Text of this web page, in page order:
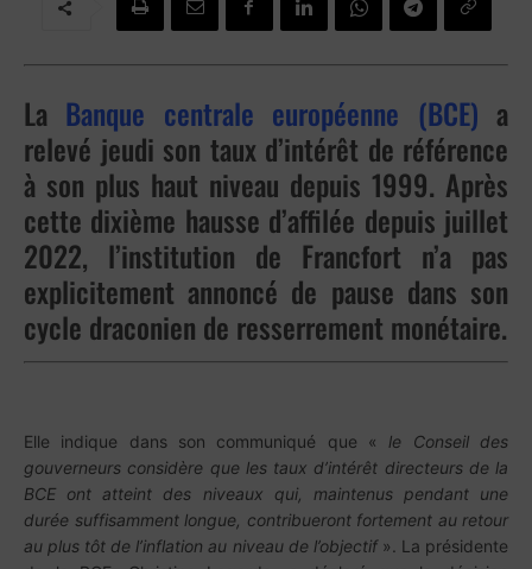
La Banque centrale européenne (BCE) a
relevé jeudi son taux d’intérêt de référence
à son plus haut niveau depuis 1999. Après
cette dixième hausse d’affilée depuis juillet
2022, l’institution de Francfort n’a pas
explicitement annoncé de pause dans son
cycle draconien de resserrement monétaire.
Elle indique dans son communiqué que « le Conseil des
gouverneurs considère que les taux d’intérêt directeurs de la
BCE ont atteint des niveaux qui, maintenus pendant une
durée suffisamment longue, contribueront fortement au retour
au plus tôt de l’inflation au niveau de l’objectif ». La présidente